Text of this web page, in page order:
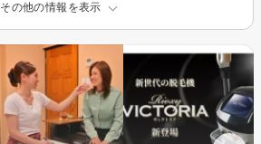
その他の情報を表示